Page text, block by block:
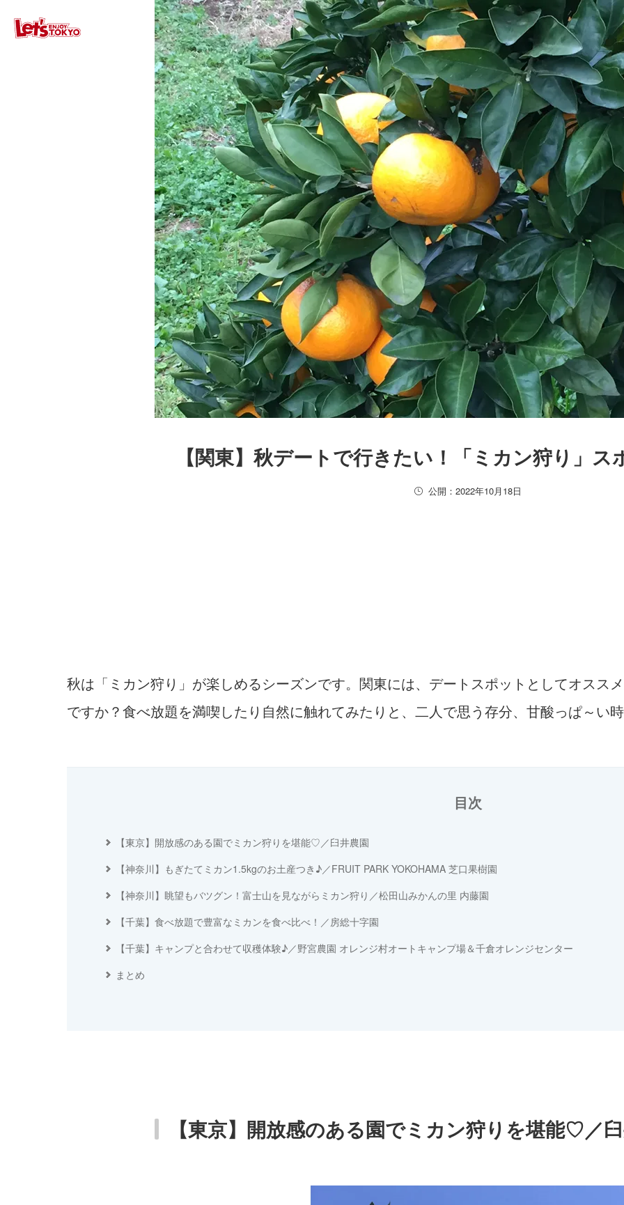
【関東】秋デートで行きたい！「ミカン狩り」ス
公開：2022年10月18日
秋は「ミカン狩り」が楽しめるシーズンです。関東には、デートスポットとしてオスス
ですか？食べ放題を満喫したり自然に触れてみたりと、二人で思う存分、甘酸っぱ～い
目次
【東京】開放感のある園でミカン狩りを堪能♡／臼井農園
【神奈川】もぎたてミカン1.5kgのお土産つき♪／FRUIT PARK YOKOHAMA 芝口果樹園
【神奈川】眺望もバツグン！富士山を見ながらミカン狩り／松田山みかんの里 内藤園
【千葉】食べ放題で豊富なミカンを食べ比べ！／房総十字園
【千葉】キャンプと合わせて収穫体験♪／野宮農園 オレンジ村オートキャンプ場＆千倉オレンジセンター
まとめ
【東京】開放感のある園でミカン狩りを堪能♡／